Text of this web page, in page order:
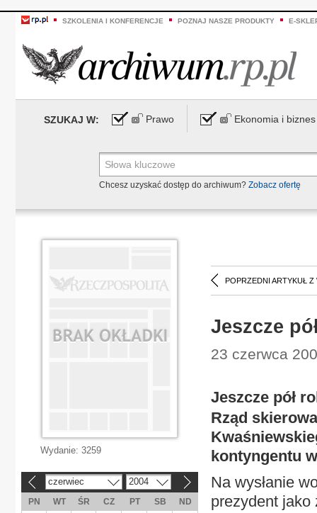
SZKOLENIA I KONFERENCJE POZNAJ NASZE PRODUKTY E-
SZUKAJ W: Prawo Ekonomia i biznes
Chcesz uzyskać dostęp do archiwum? Zobacz ofertę
POPRZEDNI ARTYKUŁ Z
Jeszcze
23 czerwca
Jeszcze pół
Rząd
kontyngentu
Na wysłanie
prezydent jako
Wydanie: 3259
czerwiec 2004
PN WT ŚR CZ PT SB
ND